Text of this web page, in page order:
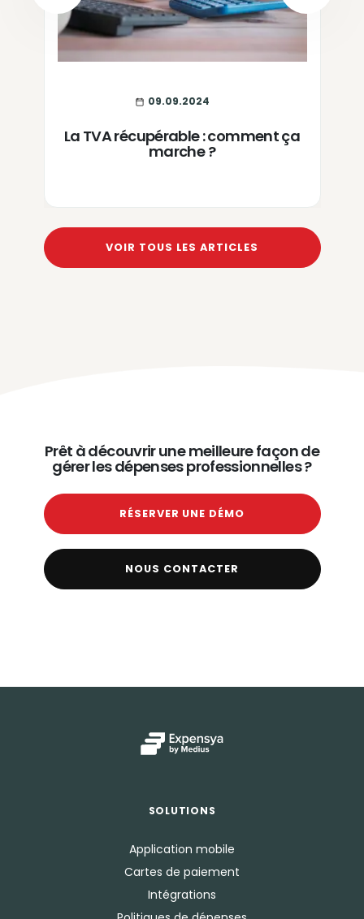
09.09.2024
La TVA récupérable : comment ça
marche ?
VOIR TOUS LES ARTICLES
Prêt à découvrir une meilleure façon de
gérer les dépenses professionnelles ?
RÉSERVER UNE DÉMO
NOUS CONTACTER
SOLUTIONS
Application mobile
Cartes de paiement
Intégrations